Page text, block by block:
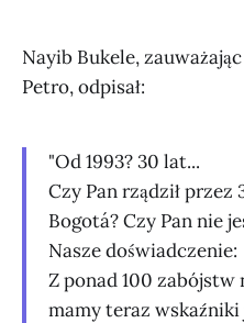
Nayib Bukele,
Petro, odpisał:
"Od 1993? 30 lat...
Czy Pan rządził przez
Bogotá? Czy Pan nie
Nasze doświadczenie:
Z ponad 100 zabójstw
mamy teraz